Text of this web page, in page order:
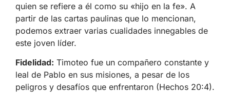
quien se refiere a él como su «hijo en la fe». A
partir de las cartas paulinas que lo mencionan,
podemos extraer varias cualidades innegables de
este joven líder.
Fidelidad: Timoteo fue un compañero constante y
leal de Pablo en sus misiones, a pesar de los
peligros y desafíos que enfrentaron (Hechos 20:4).